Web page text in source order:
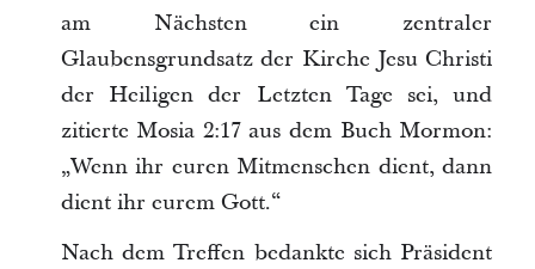
am Nächsten ein zentraler
Glaubensgrundsatz der Kirche Jesu Christi
der Heiligen der Letzten Tage sei, und
zitierte Mosia 2:17 aus dem Buch Mormon:
„Wenn ihr euren Mitmenschen dient, dann
dient ihr eurem Gott.“
Nach dem Treffen bedankte sich Präsident